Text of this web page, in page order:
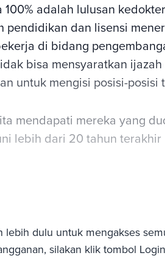
adalah lulusan
pendidikan dan lisensi
di bidang
bisa mensyaratkan
untuk mengisi posisi-posisi
mendapati mereka yang
lebih dari 20 tahun
lebih dulu untuk mengakses
silakan klik tombol